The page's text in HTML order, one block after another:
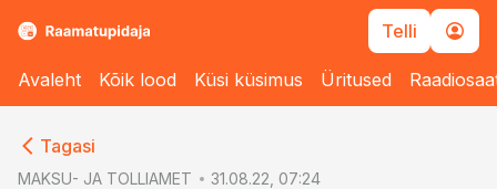
Telli
Avaleht Kõik lood Küsi küsimus Üritused
Tagasi
MAKSU- JA TOLLIAMET 31.08.22, 07:24